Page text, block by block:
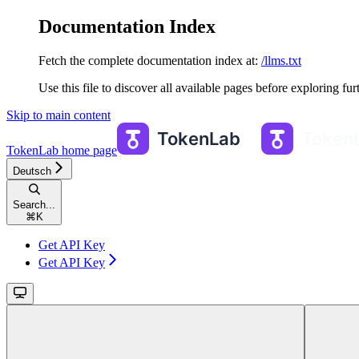
Documentation Index
Fetch the complete documentation index at: /llms.txt
Use this file to discover all available pages before exploring
Skip to main content
TokenLab home page
Deutsch
Search...
⌘ K
Get API Key
Get API Key